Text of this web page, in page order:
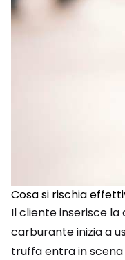
Cosa si rischia
Il cliente inserisce
carburante inizia a
truffa entra in